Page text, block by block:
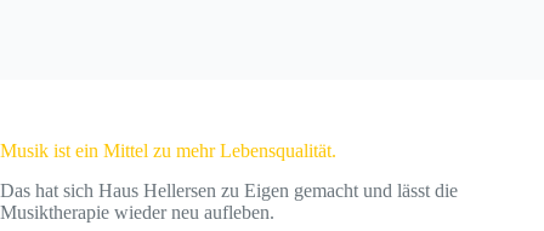
Musik ist ein Mittel zu mehr Lebensqualität.
Das hat sich Haus Hellersen zu Eigen gemacht und lässt die
Musiktherapie wieder neu aufleben.